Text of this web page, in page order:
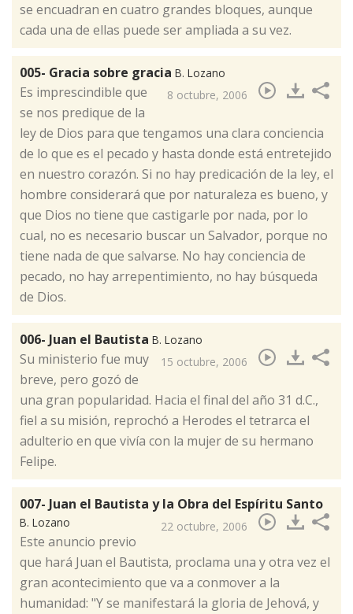
se encuadran en cuatro grandes bloques, aunque
cada una de ellas puede ser ampliada a su vez.
005- Gracia sobre gracia B. Lozano
8 octubre, 2006
​Es imprescindible que
se nos predique de la
ley de Dios para que tengamos una clara conciencia
de lo que es el pecado y hasta donde está entretejido
en nuestro corazón. Si no hay predicación de la ley, el
hombre considerará que por naturaleza es bueno, y
que Dios no tiene que castigarle por nada, por lo
cual, no es necesario buscar un Salvador, porque no
tiene nada de que salvarse. No hay conciencia de
pecado, no hay arrepentimiento, no hay búsqueda
de Dios.
006- Juan el Bautista B. Lozano
15 octubre, 2006
​Su ministerio fue muy
breve, pero gozó de
una gran popularidad. Hacia el final del año 31 d.C.,
fiel a su misión, reprochó a Herodes el tetrarca el
adulterio en que vivía con la mujer de su hermano
Felipe.
007- Juan el Bautista y la Obra del Espíritu Santo
B. Lozano 22 octubre, 2006
​Este anuncio previo
que hará Juan el Bautista, proclama una y otra vez el
gran acontecimiento que va a conmover a la
humanidad: "Y se manifestará la gloria de Jehová, y